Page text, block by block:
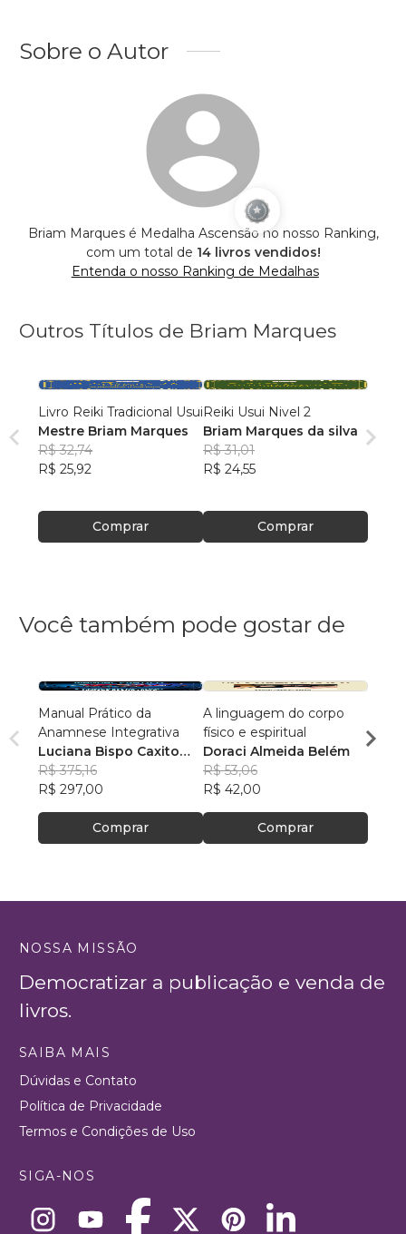
Sobre o Autor
Briam Marques é Medalha Ascensão no nosso Ranking,
com um total de 14 livros vendidos!
Entenda o nosso Ranking de Medalhas
Outros Títulos de Briam Marques
Livro Reiki Tradicional Usui
Mestre Briam Marques
R$ 32,74
R$ 25,92
Comprar
Reiki Usui Nivel 2
Briam Marques da silva
R$ 31,01
R$ 24,55
Comprar
Você também pode gostar de
Manual Prático da
Anamnese Integrativa
Luciana Bispo Caxito
Lopes Cançado
R$ 375,16
R$ 297,00
Comprar
A linguagem do corpo
físico e espiritual
Doraci Almeida Belém
R$ 53,06
R$ 42,00
Comprar
NOSSA MISSÃO
Democratizar a publicação e venda de
livros.
SAIBA MAIS
Dúvidas e Contato
Política de Privacidade
Termos e Condições de Uso
SIGA-NOS